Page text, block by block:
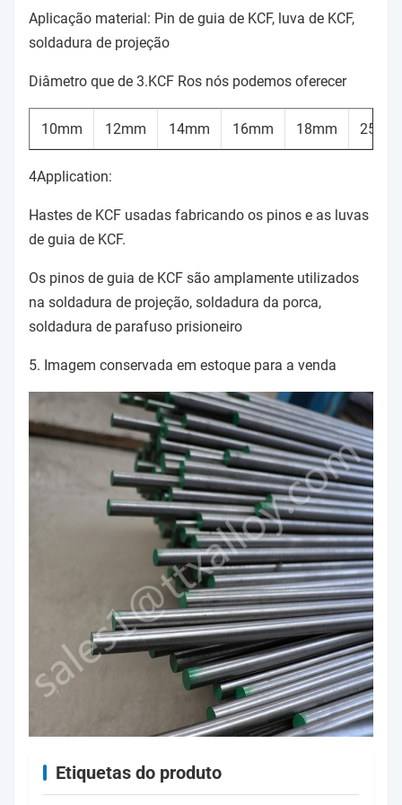
Aplicação material: Pin de guia de KCF, luva de KCF,
soldadura de projeção
Diâmetro que de 3.KCF Ros nós podemos oferecer
10mm 12mm 14mm 16mm 18mm 25mm
4Application:
Hastes de KCF usadas fabricando os pinos e as luvas
de guia de KCF.
Os pinos de guia de KCF são amplamente utilizados
na soldadura de projeção, soldadura da porca,
soldadura de parafuso prisioneiro
5. Imagem conservada em estoque para a venda
Etiquetas do produto